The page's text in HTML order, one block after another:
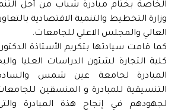
الخاصة بختام مبادرة شباب من أجل
وزارة التخطيط والتنمية الاقتصادية
العالي والمجلس الاعلي للجامعات.
كما قامت سيادتها بتكريم الأستاذة
كلية التجارة لشئون الدراسات العليا
المبادرة لجامعة عين شمس
التنسيقية للمبادرة و المنسقين
لجهودهم في إنجاح هذة المبادرة